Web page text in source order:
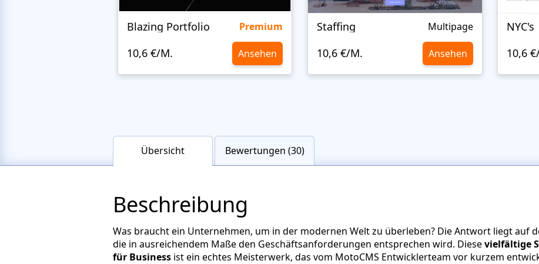
Blazing Portfolio Premium
10,6 €/M. Ansehen
Staffing Multipage
10,6 €/M. Ansehen
NYC's
10,6
Übersicht Bewertungen (30)
Beschreibung
Was braucht ein Unternehmen, um in der modernen Welt zu überleben? Die Antwort liegt auf
die in ausreichendem Maße den Geschäftsanforderungen entsprechen wird. Diesevielfältige
für Business ist ein echtes Meisterwerk, das vom MotoCMS Entwicklerteam vor kurzem